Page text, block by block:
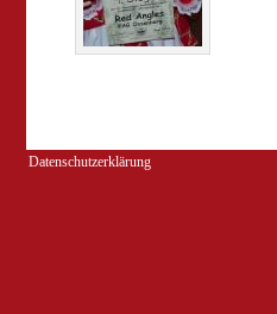
Datenschutzerklärung